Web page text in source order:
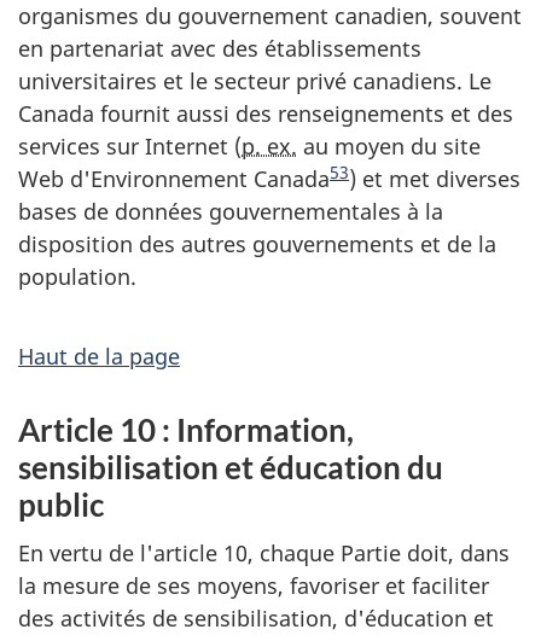
organismes du gouvernement canadien, souvent
en partenariat avec des établissements
universitaires et le secteur privé canadiens. Le
Canada fournit aussi des renseignements et des
services sur Internet (p. ex. au moyen du site
Web d'Environnement Canada53) et met diverses
bases de données gouvernementales à la
disposition des autres gouvernements et de la
population.
Haut de la page
Article 10 : Information,
sensibilisation et éducation du
public
En vertu de l'article 10, chaque Partie doit, dans
la mesure de ses moyens, favoriser et faciliter
des activités de sensibilisation, d'éducation et